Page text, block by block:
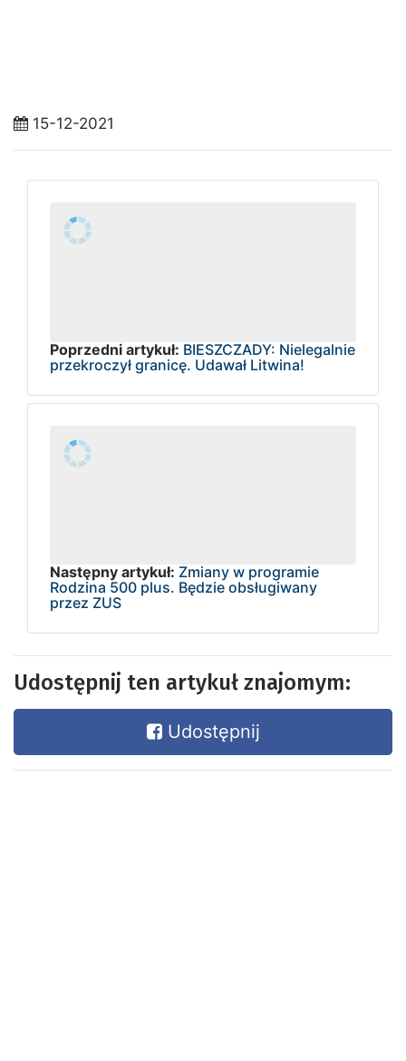
15-12-2021
Poprzedni artykuł: BIESZCZADY: Nielegalnie
przekroczył granicę. Udawał Litwina!
Następny artykuł: Zmiany w programie
Rodzina 500 plus. Będzie obsługiwany
przez ZUS
Udostępnij ten artykuł znajomym:
Udostępnij